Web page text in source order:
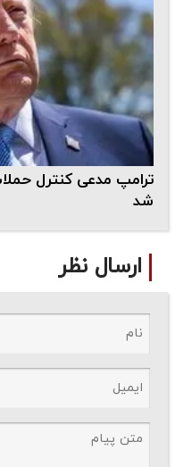
ترامپ مدعی کنترل
شد
ارسال نظر